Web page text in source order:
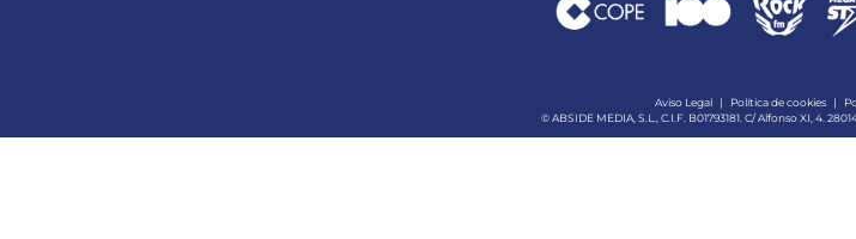
Aviso Legal| Política de cookies|
© ABSIDE MEDIA, S.L., C.I.F. B01793181. C/ Alfonso XI, 4.